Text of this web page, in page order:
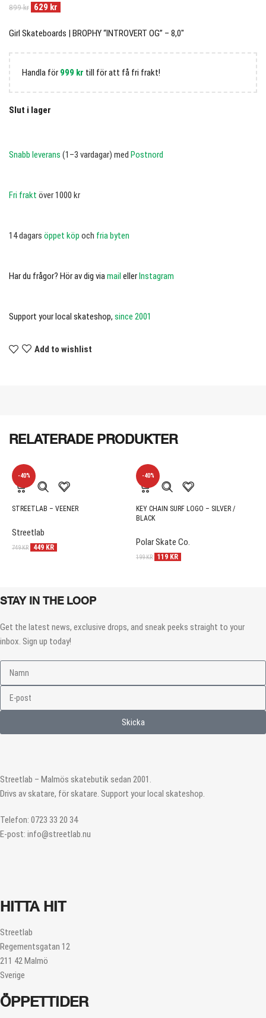
899kr 629 kr
Girl Skateboards | BROPHY “INTROVERT OG” – 8,0″
Handla för 999 kr till för att få fri frakt!
Slut i lager
Snabb leverans (1–3 vardagar) med Postnord
Fri frakt över 1000 kr
14 dagars öppet köp och fria byten
Har du frågor? Hör av dig viamail ellerInstagram
Support your local skateshop, since 2001
Add to wishlist
RELATERADE PRODUKTER
-40%
STREETLAB – VEENER
Streetlab
749KR 449 KR
-40%
KEY CHAIN SURF LOGO – SILVER /
BLACK
Polar Skate Co.
199KR 119 KR
STAY IN THE LOOP
Get the latest news, exclusive drops, and sneak peeks straight to your
inbox. Sign up today!
Skicka
Streetlab – Malmös skatebutik sedan 2001.
Drivs av skatare, för skatare. Support your local skateshop.
Telefon: 0723 33 20 34
E-post: info@streetlab.nu
HITTA HIT
Streetlab
Regementsgatan 12
211 42 Malmö
Sverige
ÖPPETTIDER